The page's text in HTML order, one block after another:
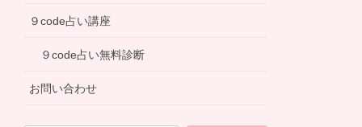
９code占い講座
９code占い無料診断
お問い合わせ